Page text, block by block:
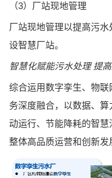
（3）厂站现地管理
厂站现地管理以提高污
设智慧厂站。
智慧化赋能污水处理 提
综合运用数字孪生、物
务深度融合，以数据、
动运行、节能降耗的智
整体高品质运营和创新发